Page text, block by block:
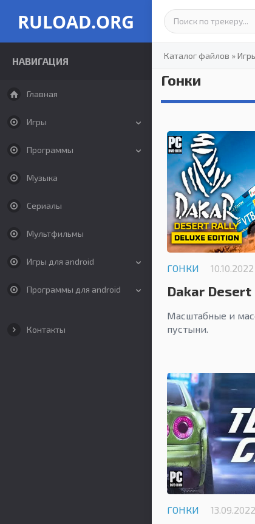
RULOAD.ORG
НАВИГАЦИЯ
Главная
Игры
Программы
Музыка
Сериалы
Мультфильмы
Игры для android
Программы для android
Контакты
Каталог файлов »
Гонки
ГОНКИ 10.10.2022
Dakar Desert
Масштабные и
пустыни.
ГОНКИ 13.09.2022